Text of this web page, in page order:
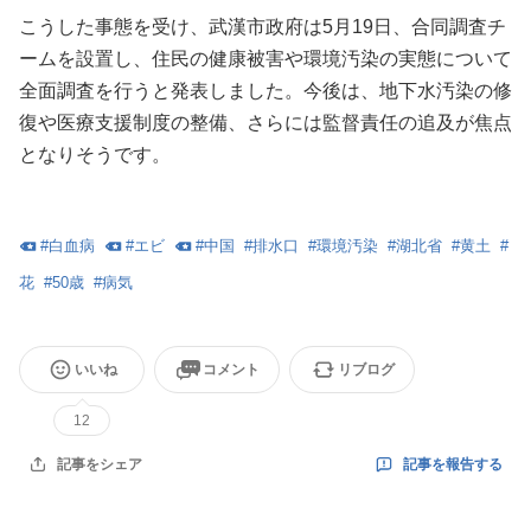
こうした事態を受け、武漢市政府は5月19日、合同調査チ
ームを設置し、住民の健康被害や環境汚染の実態について
全面調査を行うと発表しました。今後は、地下水汚染の修
復や医療支援制度の整備、さらには監督責任の追及が焦点
となりそうです。
#白血病 #エビ #中国 #排水口 #環境汚染 #湖北省 #黄土 #
花 #50歳 #病気
いいね
12
コメント リブログ
記事をシェア 記事を報告する